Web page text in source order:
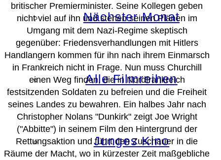
Nächster Monat
Alle Filmreihen
Junges Kino
britischer Premierminister. Seine Kollegen geben
nicht viel auf ihn und stehen seinen Plänen im
Umgang mit dem Nazi-Regime skeptisch
gegenüber: Friedensverhandlungen mit Hitlers
Handlangern kommen für ihn nach ihrem Einmarsch
in Frankreich nicht in Frage. Nun muss Churchill
einen Weg finden, die in Nordfrankreich
festsitzenden Soldaten zu befreien und die Freiheit
seines Landes zu bewahren. Ein halbes Jahr nach
Christopher Nolans "Dunkirk" zeigt Joe Wright
("Abbitte") in seinem Film den Hintergrund der
Rettungsaktion und führt den Zuschauer in die
Räume der Macht, wo in kürzester Zeit maßgebliche